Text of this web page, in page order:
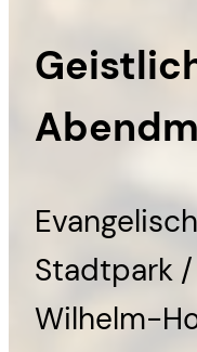
Stadtpark
Wilhelm-